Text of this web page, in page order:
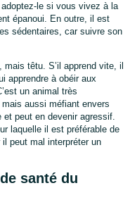
le si vous vivez à la
épanoui. En outre, il est
sédentaires, car suivre son
têtu. S’il apprend vite, il
apprendre à obéir aux
un animal très
aussi méfiant envers
peut en devenir agressif.
laquelle il est préférable de
peut mal interpréter un
santé du